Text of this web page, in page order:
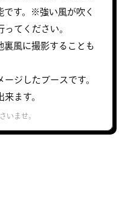
です。※強い風が吹く
てください。
裏風に撮影することも
ジしたブースです。
ます。
いませ。